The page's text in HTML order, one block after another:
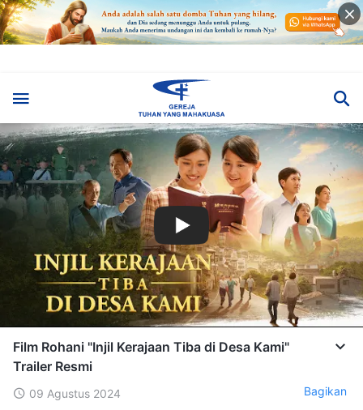
Film Rohani "Injil Kerajaan Tiba di Desa Kami"
Trailer Resmi
09 Agustus 2024 Bagikan